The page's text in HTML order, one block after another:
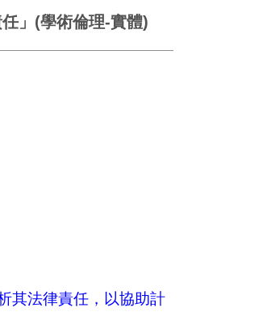
」(學術倫理-實體)
其法律責任，以協助計